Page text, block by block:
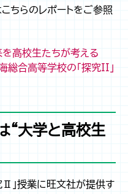
ちらのレポートをご参照
高校生たちが考える
合高等学校の「探究II」
“大学と高校生
」授業に旺文社が提供す